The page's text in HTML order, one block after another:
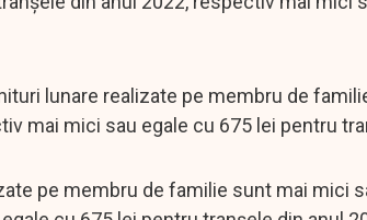
lunare realizate pe membru de
mai mici sau egale cu 675 lei pentru
pe membru de familie sunt mai mici